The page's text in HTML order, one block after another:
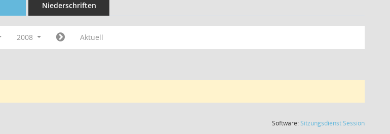
Niederschriften
2008 Aktuell
Software:SitzungsdienstSession(Wird in